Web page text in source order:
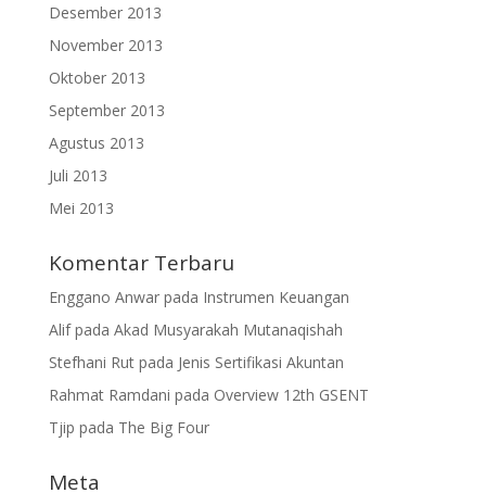
Desember 2013
November 2013
Oktober 2013
September 2013
Agustus 2013
Juli 2013
Mei 2013
Komentar Terbaru
Enggano Anwarpada Instrumen Keuangan
Alifpada Akad Musyarakah Mutanaqishah
Stefhani Rutpada Jenis Sertifikasi Akuntan
Rahmat Ramdani pada Overview 12th GSENT
Tjip pada The Big Four
Meta